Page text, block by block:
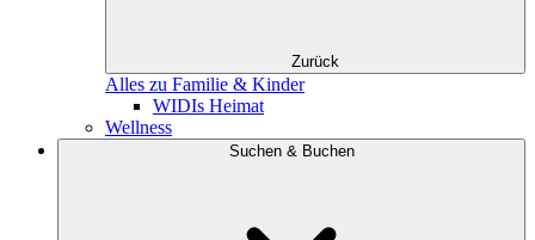
Zurück
Alles zu Familie & Kinder
WIDIs Heimat
Wellness
Suchen & Buchen